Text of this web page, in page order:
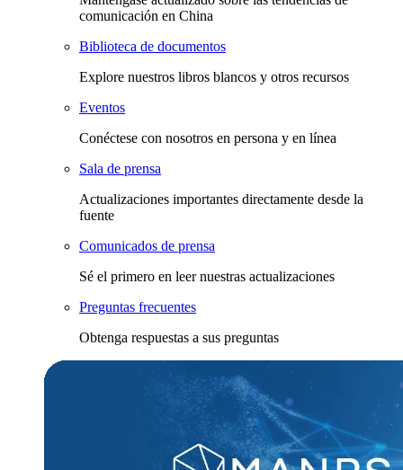
comunicación en China
Biblioteca de documentos
Explore nuestros libros blancos y otros recursos
Eventos
Conéctese con nosotros en persona y en línea
Sala de prensa
Actualizaciones importantes directamente desde la
fuente
Comunicados de prensa
Sé el primero en leer nuestras actualizaciones
Preguntas frecuentes
Obtenga respuestas a sus preguntas